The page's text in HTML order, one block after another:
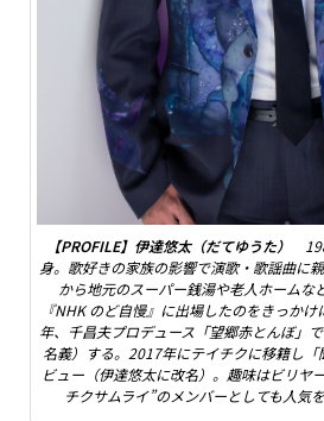
【PROFILE】伊達悠太（だてゆうた）
身。歌好きの家族の影響で演歌・歌謡曲に
から地元のスーパー銭湯や老人ホームな
『NHK のど自慢』に出場したのをきっか
年、千昌夫プロデュース「望郷赤とんぼ」
名義）する。2017年にテイチクに移籍し
ビュー（伊達悠太に改名）。趣味はビリヤ
チクサムライ”のメンバーとしても人気